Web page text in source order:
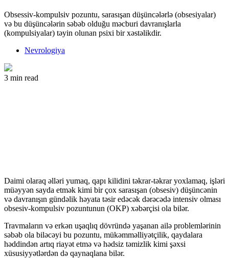
Obsessiv-kompulsiv pozuntu, sarasışan düşüncələrlə (obsesiyalar)
və bu düşüncələrin səbəb olduğu məcburi davranışlarla
(kompulsiyalar) təyin olunan psixi bir xəstəlikdir.
Nevrologiya
3 min read
Daimi olaraq əlləri yumaq, qapı kilidini təkrar-təkrar yoxlamaq, işləri
müəyyən sayda etmək kimi bir çox sarasışan (obsesiv) düşüncənin
və davranışın gündəlik həyata təsir edəcək dərəcədə intensiv olması
obsesiv-kompulsiv pozuntunun (OKP) xəbərçisi ola bilər.
Travmaların və erkən uşaqlıq dövründə yaşanan ailə problemlərinin
səbəb ola biləcəyi bu pozuntu, mükəmməlliyətçilik, qaydalara
həddindən artıq riayət etmə və hədsiz təmizlik kimi şəxsi
xüsusiyyətlərdən də qaynaqlana bilər.